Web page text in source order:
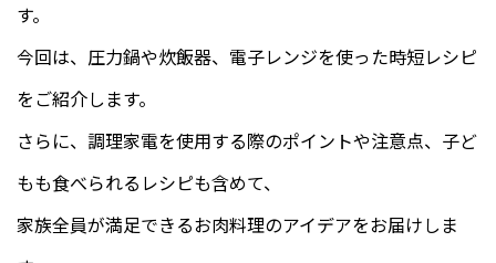
す。
今回は、圧力鍋や炊飯器、電子レンジを使った時短レシピ
をご紹介します。
さらに、調理家電を使用する際のポイントや注意点、子ど
もも食べられるレシピも含めて、
家族全員が満足できるお肉料理のアイデアをお届けしま